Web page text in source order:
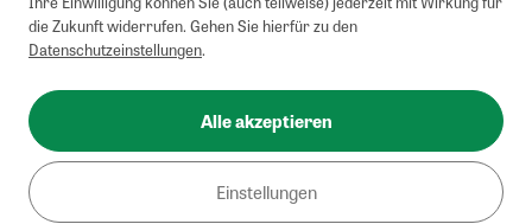
die Zukunft widerrufen. Gehen Sie hierfür zu den
Datenschutzeinstellungen.
Alle akzeptieren
Einstellungen